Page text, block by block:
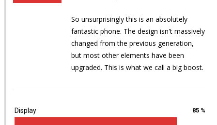
So unsurprisingly this is an absolutely
fantastic phone. The design isn't massively
changed from the previous generation,
but most other elements have been
upgraded. This is what we call a big boost.
Display 85 %